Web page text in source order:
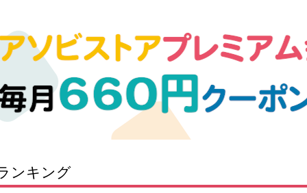
ボール
ンキング